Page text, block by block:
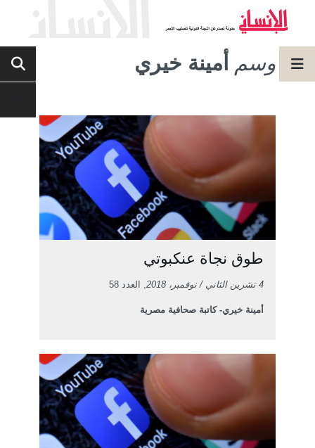
وسم أمينة خيري
طوق نجاة عنكبوتي
4 تشرين الثاني / نوفمبر، 2018 , العدد 58
أمينة خيري- كاتبة صحافية مصرية